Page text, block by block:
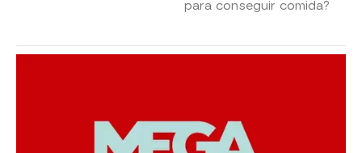
para conseguir comida?